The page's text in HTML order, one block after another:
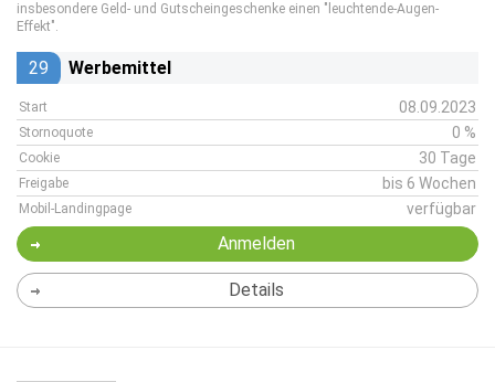
insbesondere Geld- und Gutscheingeschenke einen "leuchtende-Augen-
Effekt".
29 Werbemittel
Start 08.09.2023
Stornoquote 0 %
Cookie 30 Tage
Freigabe bis 6 Wochen
Mobil-Landingpage verfügbar
Anmelden
Details